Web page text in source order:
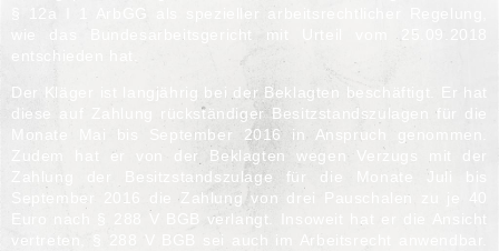
§ 12a I 1 ArbGG als spezieller arbeitsrechtlicher Regelung,
wie das Bundesarbeitsgericht mit Urteil vom 25.09.2018
entschieden hat.
Der Kläger ist langjährig bei der Beklagten beschäftigt. Er hat
diese auf Zahlung rückständiger Besitzstandszulagen für die
Monate Mai bis September 2016 in Anspruch genommen.
Zudem hat er von der Beklagten wegen Verzugs mit der
Zahlung der Besitzstandszulage für die Monate Juli bis
September 2016 die Zahlung von drei Pauschalen zu je 40
Euro nach § 288 V BGB verlangt. Insoweit hat er die Ansicht
vertreten, § 288 V BGB sei auch im Arbeitsrecht anwendbar.